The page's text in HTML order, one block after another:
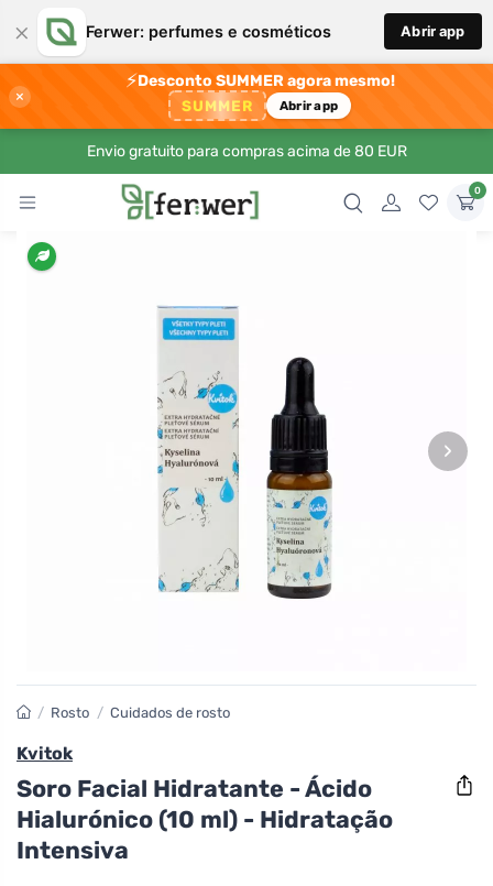
× Ferwer: perfumes e cosméticos Abrir app
×
⚡Desconto SUMMER agora mesmo!
SUMMER Abrir app
Envio gratuito para compras acima de 80 EUR
0
›
/ Rosto / Cuidados de rosto
Kvitok
Soro Facial Hidratante - Ácido
Hialurónico (10 ml) - Hidratação
Intensiva